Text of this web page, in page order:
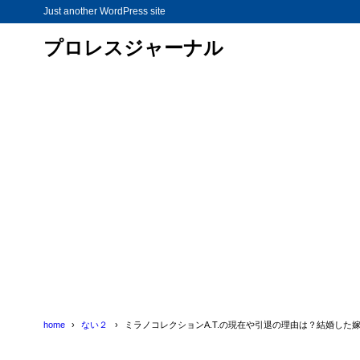
Just another WordPress site
プロレスジャーナル
home ない２ ミラノコレクションA.T.の現在や引退の理由は？結婚した